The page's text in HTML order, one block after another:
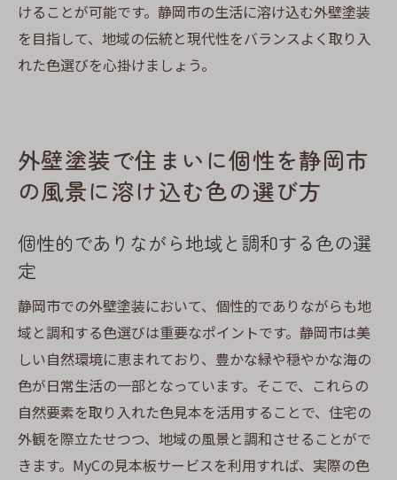
けることが可能です。静岡市の生活に溶け込む外壁塗装
を目指して、地域の伝統と現代性をバランスよく取り入
れた色選びを心掛けましょう。
外壁塗装で住まいに個性を静岡市
の風景に溶け込む色の選び方
個性的でありながら地域と調和する色の選
定
静岡市での外壁塗装において、個性的でありながらも地
域と調和する色選びは重要なポイントです。静岡市は美
しい自然環境に恵まれており、豊かな緑や穏やかな海の
色が日常生活の一部となっています。そこで、これらの
自然要素を取り入れた色見本を活用することで、住宅の
外観を際立たせつつ、地域の風景と調和させることがで
きます。MyCの見本板サービスを利用すれば、実際の色